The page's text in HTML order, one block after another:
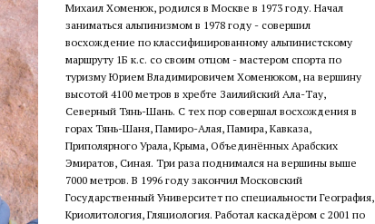
Михаил Хоменюк, родился в Москве в 1973 году. Начал
заниматься альпинизмом в 1978 году - совершил
восхождение по классифицированному альпинистскому
маршруту 1Б к.с. со своим отцом - мастером спорта по
туризму Юрием Владимировичем Хоменюком, на вершину
высотой 4100 метров в хребте Заилийский Ала-Тау,
Северный Тянь-Шань. С тех пор совершал восхождения в
горах Тянь-Шаня, Памиро-Алая, Памира, Кавказа,
Приполярного Урала, Крыма, Объединённых Арабских
Эмиратов, Синая. Три раза поднимался на вершины выше
7000 метров. В 1996 году закончил Московский
Государственный Университет по специальности География,
Криолитология, Гляциология. Работал каскадёром с 2001 по